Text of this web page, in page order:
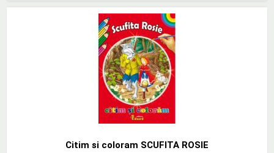
Citim si coloram SCUFITA ROSIE